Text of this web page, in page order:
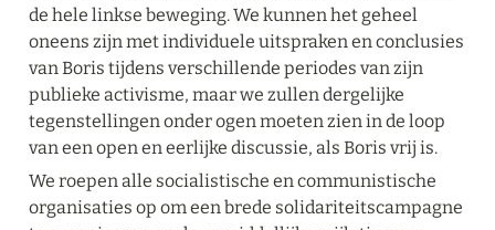
de hele linkse beweging. We kunnen het geheel
oneens zijn met individuele uitspraken en conclusies
van Boris tijdens verschillende periodes van zijn
publieke activisme, maar we zullen dergelijke
tegenstellingen onder ogen moeten zien in de loop
van een open en eerlijke discussie, als Boris vrij is.
We roepen alle socialistische en communistische
organisaties op om een brede solidariteitscampagne